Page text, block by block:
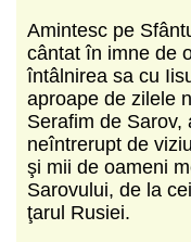
Amintesc pe
cântat în imne de
întâlnirea sa cu
aproape de zilele
Serafim de Sarov,
neîntrerupt de
şi mii de oameni
Sarovului, de la
ţarul Rusiei.